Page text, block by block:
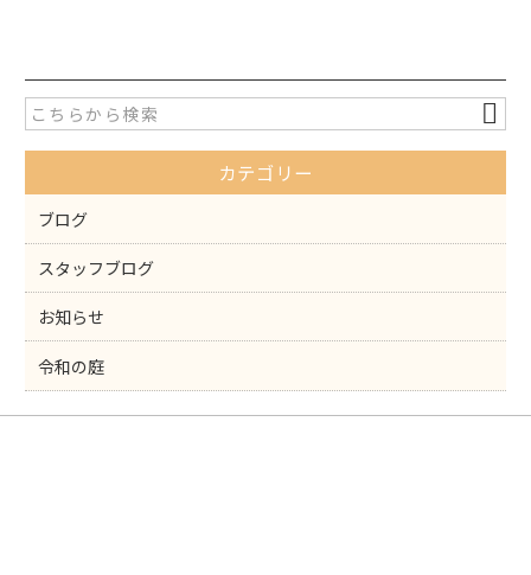
e
b
o
o
k
er
カテゴリー
ブログ
スタッフブログ
お知らせ
令和の庭